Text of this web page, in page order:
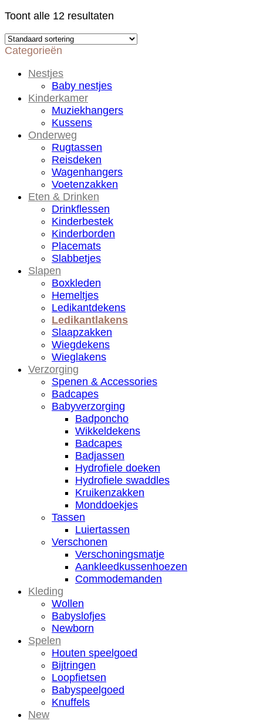
Toont alle 12 resultaten
Categorieën
Nestjes
Baby nestjes
Kinderkamer
Muziekhangers
Kussens
Onderweg
Rugtassen
Reisdeken
Wagenhangers
Voetenzakken
Eten & Drinken
Drinkflessen
Kinderbestek
Kinderborden
Placemats
Slabbetjes
Slapen
Boxkleden
Hemeltjes
Ledikantdekens
Ledikantlakens
Slaapzakken
Wiegdekens
Wieglakens
Verzorging
Spenen & Accessories
Badcapes
Babyverzorging
Badponcho
Wikkeldekens
Badcapes
Badjassen
Hydrofiele doeken
Hydrofiele swaddles
Kruikenzakken
Monddoekjes
Tassen
Luiertassen
Verschonen
Verschoningsmatje
Aankleedkussenhoezen
Commodemanden
Kleding
Wollen
Babyslofjes
Newborn
Spelen
Houten speelgoed
Bijtringen
Loopfietsen
Babyspeelgoed
Knuffels
New